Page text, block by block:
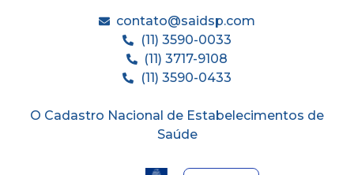
contato@saidsp.com
(11) 3590-0033
(11) 3717-9108
(11) 3590-0433
O Cadastro Nacional de Estabelecimentos de
Saúde